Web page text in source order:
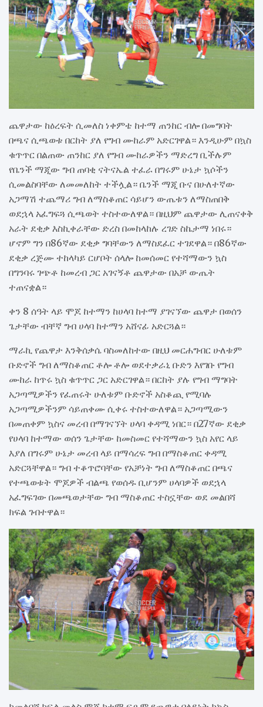
ጨዋታው ከዕረፍት ሲመለስ ነቀምቴ ከተማ ጠንከር ብሎ በመግባት
በጫና ሲጫወቱ በርከት ያለ የግብ ሙከራም አድርገዋል። እንዲሁም በኳስ
ቁጥጥር በልጠው ጠንከር ያለ የግብ ሙከራዎችን ማድረግ ቢችሉም
የቤንች ማጂው ግብ ጠባቂ ናትናኤል ተፈራ በግሩም ሁኔታ ኳሶችን
ሲመልስባቸው ለመመለከት ተችሏል። ቤንች ማጂ ቡና በሁለተኛው
አጋማሽ ተጨማሪ ግብ ለማስቆጠር ሳይሆን ውጤቱን ለማስጠበቅ
ወደኋላ አፈግፍጓ ሲጫወት ተስተውለዋል። በዚህም ጨዋታው ሊጠናቀቅ
አራት ደቂቃ እስኪቀራቸው ድረስ በመከላከሉ ረገድ ስኬታማ ነበሩ።
ሆኖም ግን በ86ኛው ደቂቃ ግባቸውን ለማስደፈር ተገደዋል። በ86ኛው
ደቂቃ ረጅሙ ተከላካይ ርሆቦት ሰላሎ ከመሰመር የተሻማውን ኳስ
በግንባሩ ገጭቶ ከመረብ ጋር አገናኝቶ ጨዋታው በአቻ ውጤት
ተጠናቋል።
ቀን 8 ሰዓት ላይ ሞጆ ከተማን ከሀላባ ከተማ ያገናኘው ጨዋታ በወሰን
ጌታቸው ብቸኛ ግብ ሀላባ ከተማን አሸናፊ አድርጓል።
ማራኪ የጨዋታ እንቅሰቃሴ ባስመለከተው በዚህ መርሐግብር ሁለቱም
ቡድኖች ግብ ለማስቆጠር ቶሎ ቶሎ ወደተቃራኒ ቡድን እየገቡ የግብ
ሙከራ ከጥሩ ኳስ ቁጥጥር ጋር አድርገዋል። በርከት ያሉ የግብ ማግባት
አጋጣሚዎችን የፈጠሩት ሁለቱም ቡድኖች አስቆጪ የሚባሉ
አጋጣሚዎችንም ሳይጠቀሙ ሲቀሩ ተስተውለዋል። አጋጣሚውን
በመጠቀም ኳስና መረብ በማገናኘት ሀላባ ቀዳሚ ነበር። በ27ኛው ደቂቃ
የሀላባ ከተማው ወሰን ጌታቸው ከመስመር የተሻማውን ኳስ አየር ላይ
እያለ በግሩም ሁኔታ መረብ ላይ በማሳረፍ ግብ በማስቆጠር ቀዳሚ
አድርጓቸዋል። ግብ ተቆጥሮባቸው የአቻነት ግብ ለማስቆጠር በጫና
የተጫወቱት ሞጆዎች ብልጫ የወሰዱ ቢሆንም ሀላባዎች ወደኋላ
አፈግፍገው በመጫወታቸው ግብ ማስቆጠር ተስኗቸው ወደ መልበሻ
ክፍል ገብተዋል።